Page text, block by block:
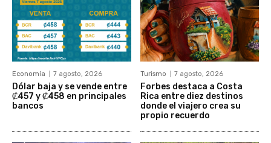
Economía 7 agosto, 2026
Dólar baja y se vende entre
₡457 y ₡458 en principales
bancos
Turismo 7 agosto, 2026
Forbes destaca a Costa
Rica entre diez destinos
donde el viajero crea su
propio recuerdo